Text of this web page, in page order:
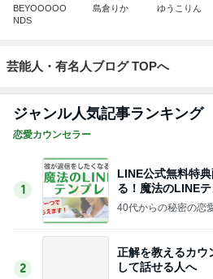
BEYOOOOO
NDS
島倉りか ゆうこりん
芸能人・有名人ブログ TOPへ
ジャンル人気記事ランキング
恋愛カウンセラー
1
LINE公式無料特
る！魔法のLINE
40代からの秘密の恋
2
正解を教えるカウ
して話せる人へ